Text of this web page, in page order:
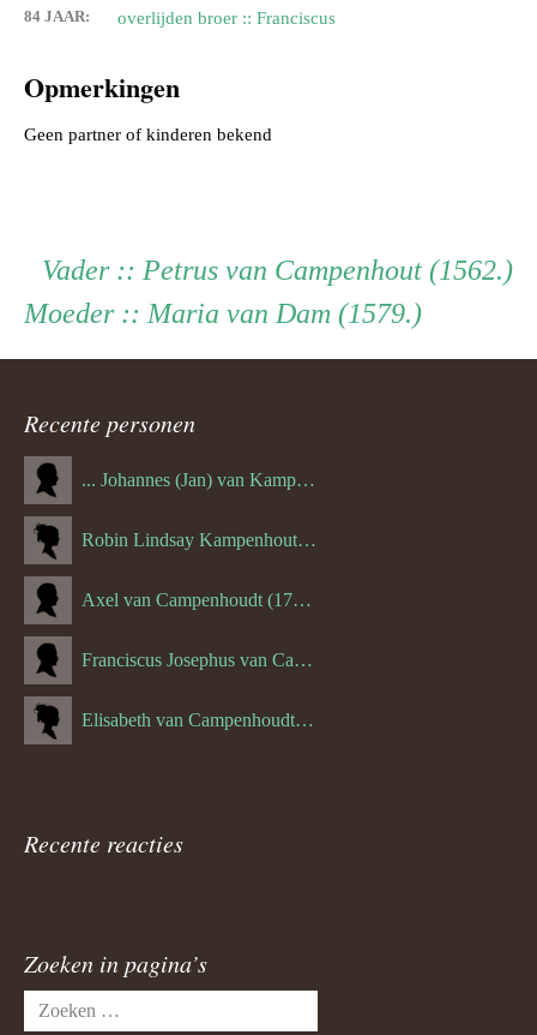
84 JAAR: overlijden broer :: Franciscus
Opmerkingen
Geen partner of kinderen bekend
Persoon
ouder
navigatie
Vader Vader
:: Petrus van Campenhout (1562.)
Moeder Moeder
:: Maria van Dam (1579.)
Recente personen
... Johannes (Jan) van Kampenhout (1311.)
Robin Lindsay Kampenhout (1346.) (06-03-2023)
Axel van Campenhoudt (1738.)
Franciscus Josephus van Campenhoudt (1719.) (10-08-1875)
Elisabeth van Campenhoudt (1716.) (28-05-1870)
Recente reacties
Zoeken in pagina’s
Zoeken